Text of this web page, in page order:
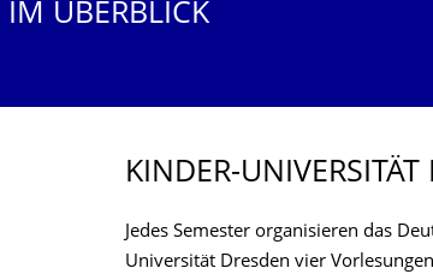
ÜBERBLICK
KINDER-UNIVERSITÄT
Jedes Semester organisieren das
Universität Dresden vier